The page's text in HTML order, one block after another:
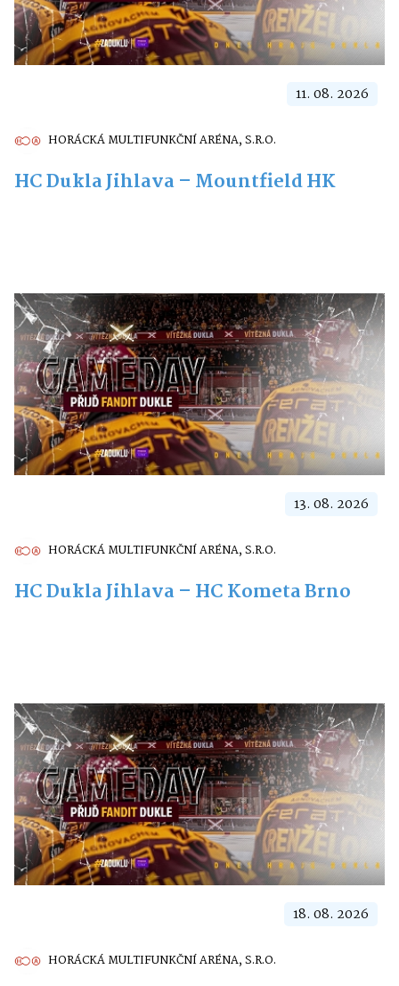
11. 08. 2026
HORÁCKÁ MULTIFUNKČNÍ ARÉNA, S.R.O.
HC Dukla Jihlava – Mountfield HK
13. 08. 2026
HORÁCKÁ MULTIFUNKČNÍ ARÉNA, S.R.O.
HC Dukla Jihlava – HC Kometa Brno
18. 08. 2026
HORÁCKÁ MULTIFUNKČNÍ ARÉNA, S.R.O.